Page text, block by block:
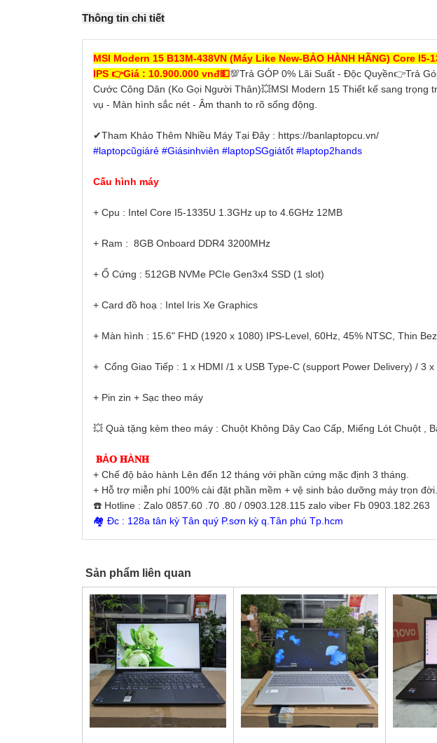
Thông tin chi tiết
MSI Modern 15 B13M-438VN (Máy Like New-BẢO HÀNH HÃNG) Core
IPS 👉Giá : 10.900.000 vnđ💵💯Trả GÓP 0% Lãi Suất - Độc Quyền👉Trả
Cước Công Dân (Ko Gọi Người Thân)💥MSI Modern 15 Thiết kế sang trọng
vụ - Màn hình sắc nét - Âm thanh to rõ sống động.
✔Tham Khảo Thêm Nhiều Máy Tại Đây : https://banlaptopcu.vn/
#laptopcũgiárẻ #Giásinhviên #laptopSGgiátốt #laptop2hands
Cấu hình máy
+ Cpu : Intel Core I5-1335U 1.3GHz up to 4.6GHz 12MB
+ Ram : 8GB Onboard DDR4 3200MHz
+ Ổ Cứng : 512GB NVMe PCIe Gen3x4 SSD (1 slot)
+ Card đồ hoạ : Intel Iris Xe Graphics
+ Màn hình : 15.6" FHD (1920 x 1080) IPS-Level, 60Hz, 45% NTSC, Thin
+ Cổng Giao Tiếp : 1 x HDMI /1 x USB Type-C (support Power Delivery) / 3
+ Pin zin + Sạc theo máy
💥 Quà tặng kèm theo máy : Chuột Không Dây Cao Cấp, Miếng Lót Chuột ,
𝐁Ả𝐎 𝐇À𝐍𝐇
+ Chế độ bảo hành Lên đến 12 tháng với phần cứng mặc định 3 tháng.
+ Hỗ trợ miễn phí 100% cài đặt phần mềm + vệ sinh bảo dưỡng máy trọn đời.
☎️ Hotline : Zalo 0857.60 .70 .80 / 0903.128.115 zalo viber Fb 0903.182.263
🏘 Đc : 128a tân kỳ Tân quý P.sơn kỳ q.Tân phú Tp.hcm
Sản phẩm liên quan